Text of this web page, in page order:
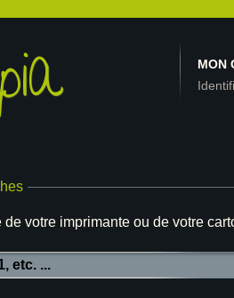
MON
de votre imprimante ou de votre